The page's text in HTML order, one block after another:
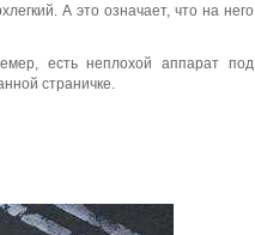
А это означает, что на него
есть неплохой аппарат под
страничке.